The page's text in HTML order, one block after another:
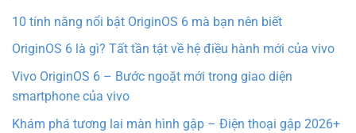
10 tính năng nổi bật OriginOS 6 mà bạn nên biết
OriginOS 6 là gì? Tất tần tật về hệ điều hành mới của vivo
Vivo OriginOS 6 – Bước ngoặt mới trong giao diện
smartphone của vivo
Khám phá tương lai màn hình gập – Điện thoại gập 2026+